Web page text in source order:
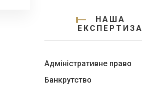
НАША
ЕКСПЕРТИЗА
Адміністративне право
Банкрутство